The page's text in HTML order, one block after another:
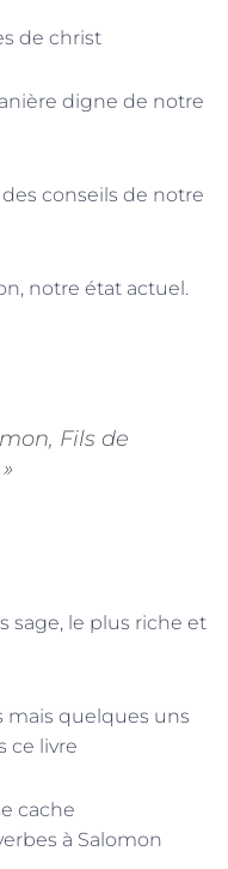
de christ
digne de notre
conseils de notre
notre état actuel.
Fils de
sage, le plus riche et
mais quelques uns
ce livre
cache
à Salomon